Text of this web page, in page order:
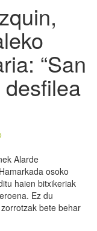
“San
Alarde
osoko
haien bitxikeriak
Ez du
bete behar